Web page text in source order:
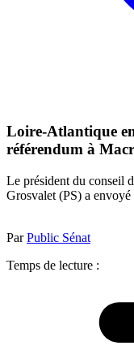
Loire-Atlantique
référendum à
Le président du conseil
Grosvalet (PS) a
ParPublic Sénat
Temps de lecture :